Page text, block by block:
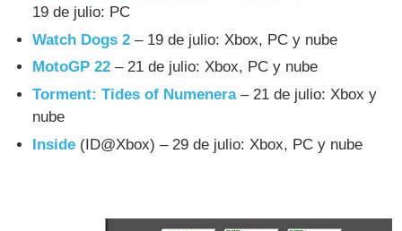
19 de julio: PC
Watch Dogs 2 – 19 de julio: Xbox, PC y nube
MotoGP 22 – 21 de julio: Xbox, PC y nube
Torment: Tides of Numenera– 21 de julio: Xbox y
nube
Inside (ID@Xbox) – 29 de julio: Xbox, PC y nube